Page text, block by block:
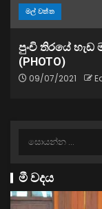
මල් වත්ත
පුංචි තිරයේ
(PHOTO)
09/07/2021
මී වදය